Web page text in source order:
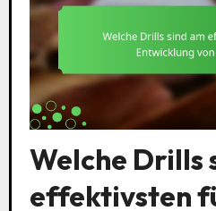
Welche Drills
effektivsten